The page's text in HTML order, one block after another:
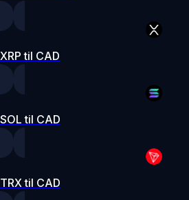
XRP til CAD
SOL til CAD
TRX til CAD